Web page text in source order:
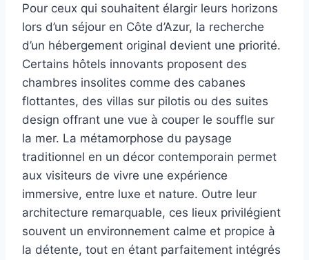
Pour ceux qui souhaitent élargir leurs horizons
lors d’un séjour en Côte d’Azur, la recherche
d’un hébergement original devient une priorité.
Certains hôtels innovants proposent des
chambres insolites comme des cabanes
flottantes, des villas sur pilotis ou des suites
design offrant une vue à couper le souffle sur
la mer. La métamorphose du paysage
traditionnel en un décor contemporain permet
aux visiteurs de vivre une expérience
immersive, entre luxe et nature. Outre leur
architecture remarquable, ces lieux privilégient
souvent un environnement calme et propice à
la détente, tout en étant parfaitement intégrés